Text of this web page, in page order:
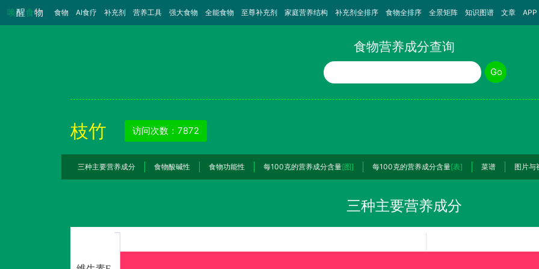
唤醒食物 食物 （当前）
AI食疗 补充剂 营养工具 强大食物 全能食物 至尊补充剂 家庭营养结构 补充剂全排序 食物全排序 全景矩阵 知识图谱 文章 APP
食物营养成分查询
食物名称
Go
枝竹 访问次数：7872
三种主要营养成分 食物酸碱性 食物功能性 每100克的营养成分含量[图] 每100克的营养成分含量[表] 菜谱 图片与
三种主要营养成分